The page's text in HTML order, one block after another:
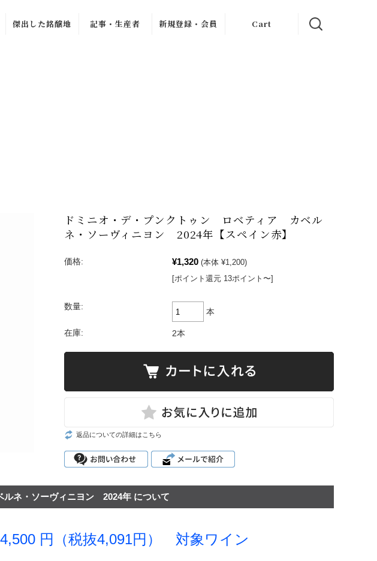
傑出した銘醸地
シャサーニュ・モンラッシェ
記事・生産者
ジトン・ペール・
エ・フィス
新規登録・会員 Cart
ドミニオ・デ・プンクトゥン ロベティア カベル
ネ・ソーヴィニヨン 2024年【スペイン赤】
価格: ¥1,320 (本体 ¥1,200)
[ポイント還元 13ポイント〜]
数量:
本
在庫: 2本
返品についての詳細はこちら
ネ・ソーヴィニヨン 2024年 について
税抜4,091円） 対象ワイン